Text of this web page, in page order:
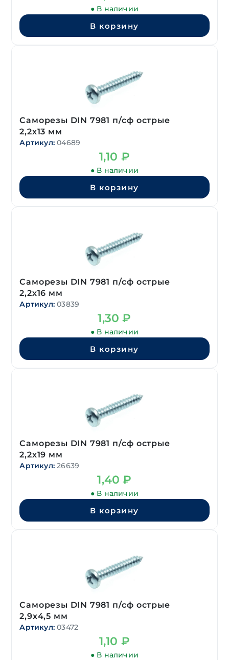
● В наличии
В корзину
Саморезы DIN 7981 п/сф острые
2,2х13 мм
Артикул: 04689
1,10 ₽
● В наличии
В корзину
Саморезы DIN 7981 п/сф острые
2,2х16 мм
Артикул: 03839
1,30₽
● В наличии
В корзину
Саморезы DIN 7981 п/сф острые
2,2х19 мм
Артикул: 26639
1,40₽
● В наличии
В корзину
Саморезы DIN 7981 п/сф острые
2,9х4,5 мм
Артикул: 03472
1,10 ₽
● В наличии